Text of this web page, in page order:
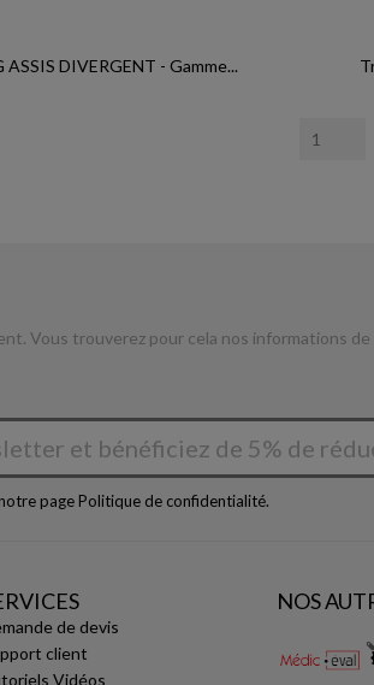
ASSIS DIVERGENT - Gamme...
Vous trouverez pour cela nos informations
page Politique de confidentialité.
de devis
client
Vidéos
NOS